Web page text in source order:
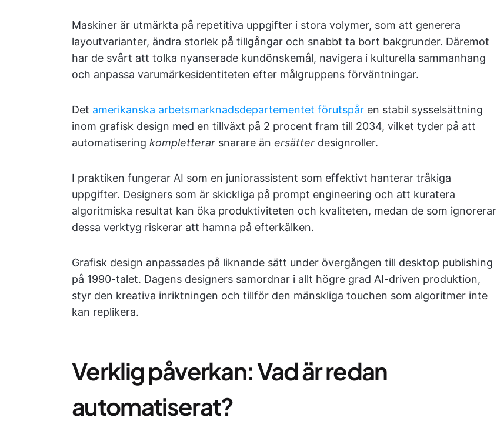
Maskiner är utmärkta på repetitiva uppgifter i stora volymer, som att generera
layoutvarianter, ändra storlek på tillgångar och snabbt ta bort bakgrunder. Däremot
har de svårt att tolka nyanserade kundönskemål, navigera i kulturella sammanhang
och anpassa varumärkesidentiteten efter målgruppens förväntningar.
Det amerikanska arbetsmarknadsdepartementet förutspår en stabil sysselsättning
inom grafisk design med en tillväxt på 2 procent fram till 2034, vilket tyder på att
automatisering kompletterar snarare än ersätter designroller.
I praktiken fungerar AI som en juniorassistent som effektivt hanterar tråkiga
uppgifter. Designers som är skickliga på prompt engineering och att kuratera
algoritmiska resultat kan öka produktiviteten och kvaliteten, medan de som ignorerar
dessa verktyg riskerar att hamna på efterkälken.
Grafisk design anpassades på liknande sätt under övergången till desktop publishing
på 1990-talet. Dagens designers samordnar i allt högre grad AI-driven produktion,
styr den kreativa inriktningen och tillför den mänskliga touchen som algoritmer inte
kan replikera.
Verklig påverkan: Vad är redan
automatiserat?